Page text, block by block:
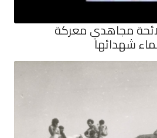
مجاهدي معركة
شهدائها